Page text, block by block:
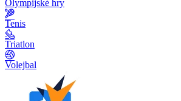
Olympijské hry
Tenis
Triatlon
Volejbal